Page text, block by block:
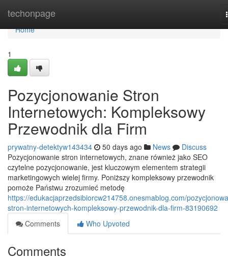
techonpage
Home
Home
1
Pozycjonowanie Stron
Internetowych: Kompleksowy
Przewodnik dla Firm
prywatny-detektyw143434 50 days ago News
Discuss
Pozycjonowanie stron internetowych, znane również jako SEO
czytelne pozycjonowanie, jest kluczowym elementem strategii
marketingowych wielej firmy. Poniższy kompleksowy przewodnik
pomoże Państwu zrozumieć metodę
https://edukacjaprzedsibiorcw214758.onesmablog.com/
stron-internetowych-kompleksowy-przewodnik-dla-firm-83190692
Comments
Who Upvoted
Comments